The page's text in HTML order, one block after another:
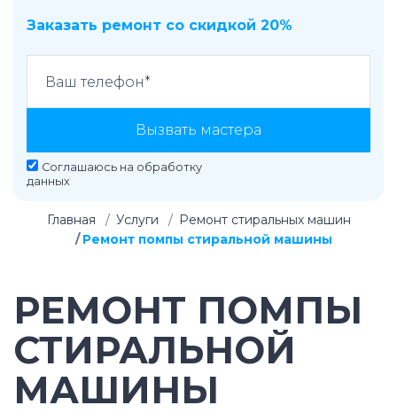
Заказать ремонт со скидкой 20%
Вызвать мастера
Соглашаюсь на обработку
данных
Главная Услуги
Ремонт стиральных машин
Ремонт помпы стиральной машины
РЕМОНТ ПОМПЫ
СТИРАЛЬНОЙ
МАШИНЫ